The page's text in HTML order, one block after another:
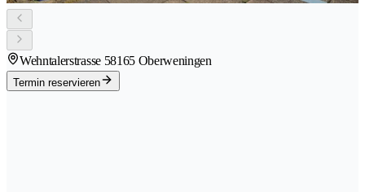
Wehntalerstrasse 58165 Oberweningen
Termin reservieren